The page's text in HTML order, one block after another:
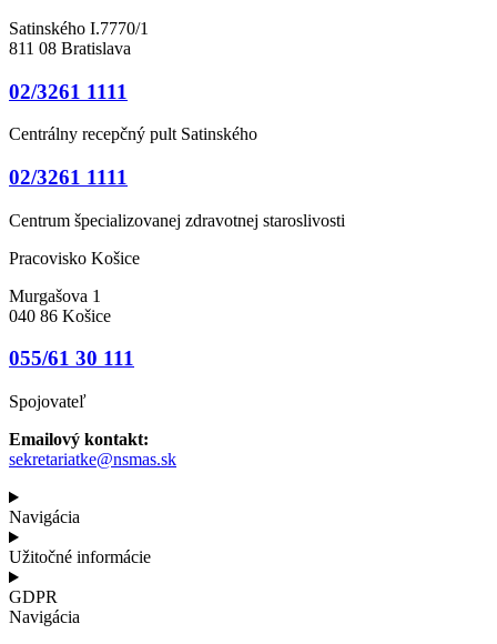
Satinského I.7770/1
811 08 Bratislava
02/3261 1111
Centrálny recepčný pult Satinského
02/3261 1111
Centrum špecializovanej zdravotnej staroslivosti
Pracovisko Košice
Murgašova 1
040 86 Košice
055/61 30 111
Spojovateľ
Emailový kontakt:
sekretariatke@nsmas.sk
Navigácia
Užitočné informácie
GDPR
Navigácia